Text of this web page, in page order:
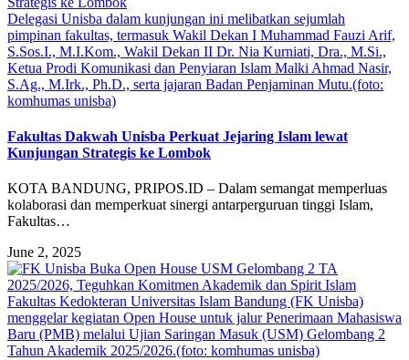
Delegasi Unisba dalam kunjungan ini melibatkan sejumlah
pimpinan fakultas, termasuk Wakil Dekan I Muhammad Fauzi Arif,
S.Sos.I., M.I.Kom., Wakil Dekan II Dr. Nia Kurniati, Dra., M.Si.,
Ketua Prodi Komunikasi dan Penyiaran Islam Malki Ahmad Nasir,
S.Ag., M.Irk., Ph.D., serta jajaran Badan Penjaminan Mutu.(foto:
komhumas unisba)
Fakultas Dakwah Unisba Perkuat Jejaring Islam lewat
Kunjungan Strategis ke Lombok
KOTA BANDUNG, PRIPOS.ID – Dalam semangat memperluas
kolaborasi dan memperkuat sinergi antarperguruan tinggi Islam,
Fakultas…
June 2, 2025
Fakultas Kedokteran Universitas Islam Bandung (FK Unisba)
menggelar kegiatan Open House untuk jalur Penerimaan Mahasiswa
Baru (PMB) melalui Ujian Saringan Masuk (USM) Gelombang 2
Tahun Akademik 2025/2026.(foto: komhumas unisba)